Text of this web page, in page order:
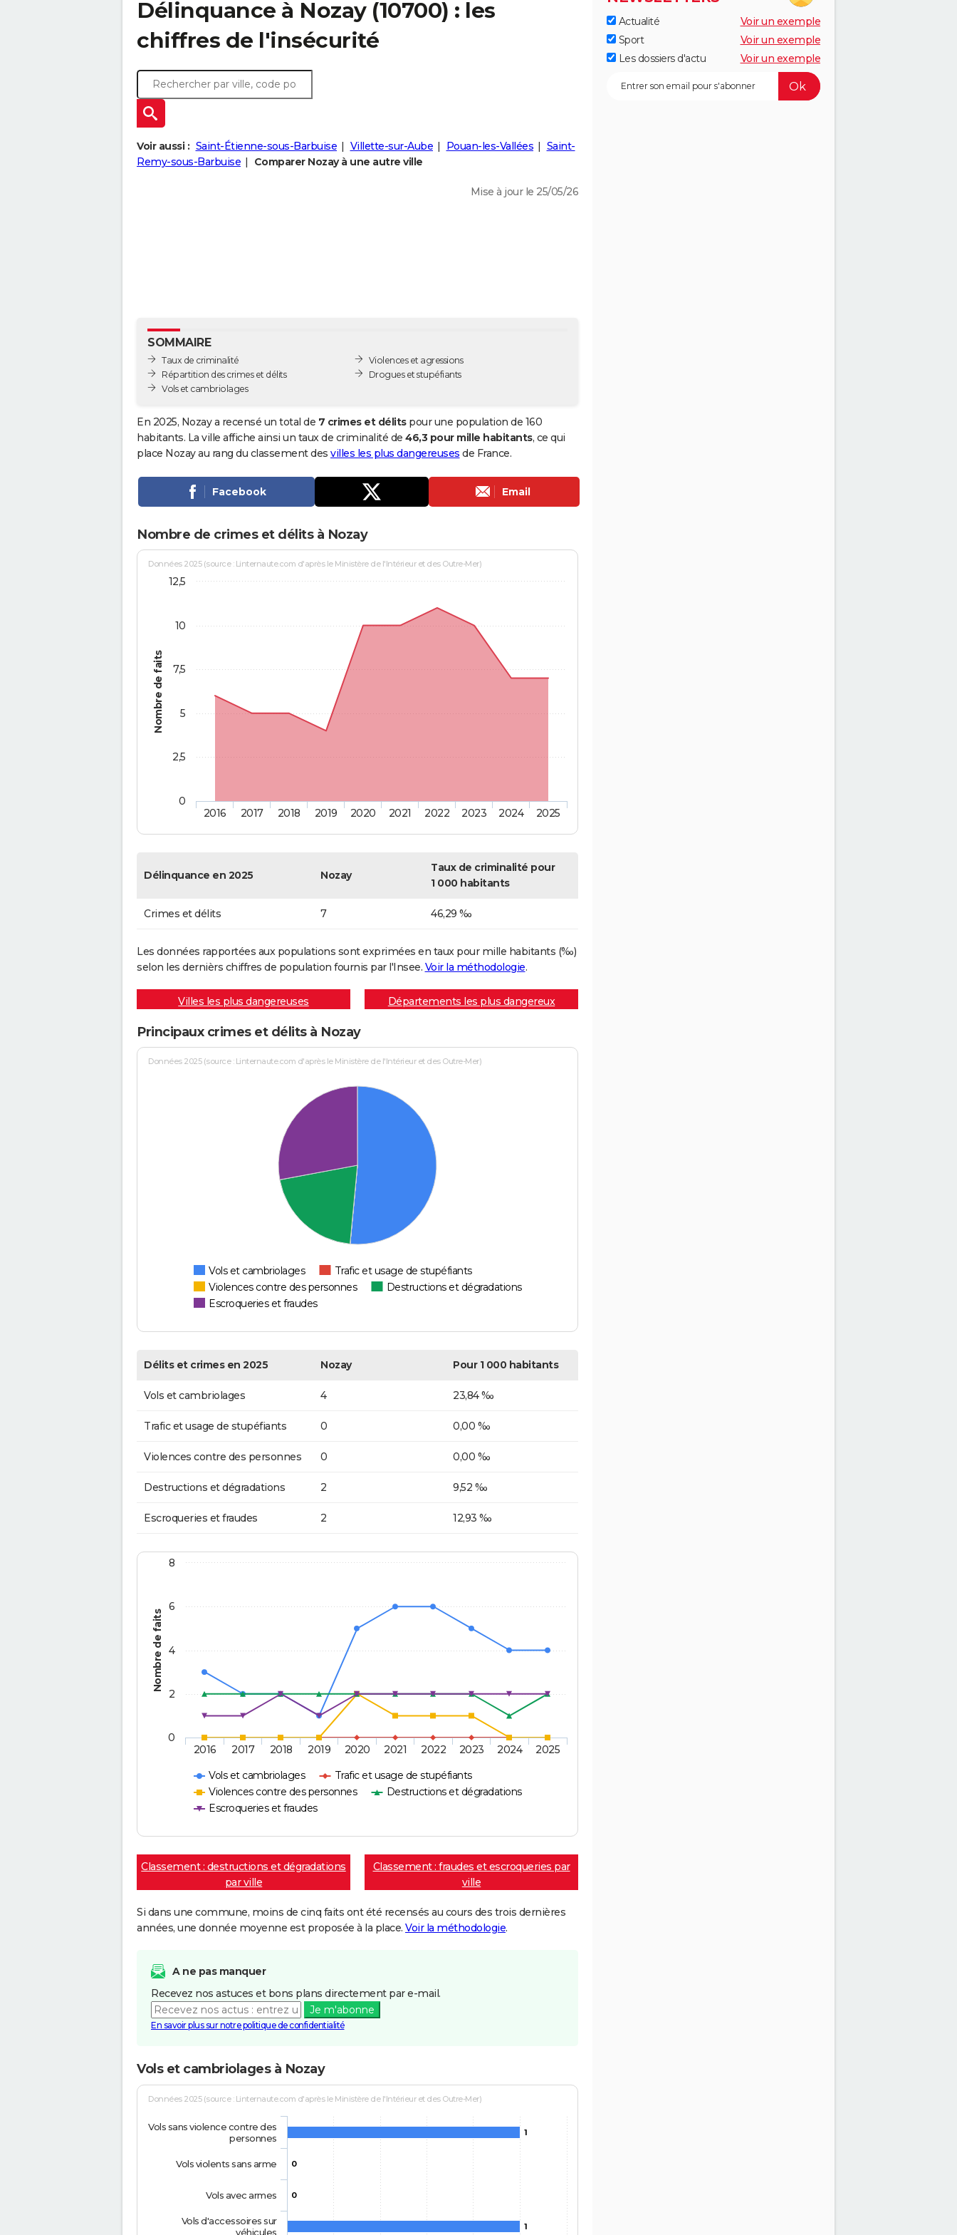
Délinquance à Nozay(10700) : les
chiffres de l'insécurité
Voir aussi : Saint-Étienne-sous-Barbuise Villette-sur-Aube Pouan-les-Vallées
Saint-
Remy-sous-Barbuise
Comparer Nozay à une autre ville
Mise à jour le 25/05/26
SOMMAIRE
Taux de criminalité
Répartition des crimes et délits
Vols et cambriolages
Violences et agressions
Drogues et stupéfiants
En 2025, Nozay a recensé un total de 7 crimes et délitspour une population de 160
habitants. La ville affiche ainsi un taux de criminalité de 46,3 pour mille habitants, ce qui
place Nozay au rang du classement des villes les plus dangereuses de France.
Facebook Email
Nombre de crimes et délits à Nozay
Nombre de faits
Données 2025 (source : Linternaute.com d'après le Ministère de l'Intérieur et des Outre-Mer)
2016 2017 2018 2019 2020 2021 2022 2023 2024 2025
0
2,5
5
7,5
10
12,5
Délinquance en 2025 Nozay
Taux de criminalité pour
1 000 habitants
Crimes et délits 7 46,29 ‰
Les données rapportées aux populations sont exprimées en taux pour mille habitants (‰)
selon les dernièrs chiffres de population fournis par l'Insee. Voir la méthodologie.
Villes les plus dangereuses Départements les plus dangereux
Principaux crimes et délits à Nozay
Données 2025 (source : Linternaute.com d'après le Ministère de l'Intérieur et des Outre-Mer)
Vols et cambriolages
Trafic et usage de stupéfiants
Violences contre des personnes
Destructions et dégradations
Escroqueries et fraudes
Délits et crimes en 2025 Nozay Pour 1 000 habitants
Vols et cambriolages 4 23,84 ‰
Trafic et usage de stupéfiants 0 0,00 ‰
Violences contre des personnes 0 0,00 ‰
Destructions et dégradations 2 9,52 ‰
Escroqueries et fraudes 2 12,93 ‰
Nombre de faits
Vols et cambriolages
Trafic et usage de stupéfiants
Violences contre des personnes
Destructions et dégradations
Escroqueries et fraudes
2016 2017 2018 2019 2020 2021 2022 2023 2024 2025
0
2
4
6
8
Classement : destructions et dégradations
par ville
Classement : fraudes et escroqueries par
ville
Si dans une commune, moins de cinq faits ont été recensés au cours des trois dernières
années, une donnée moyenne est proposée à la place. Voir la méthodologie.
A ne pas manquer
Recevez nos astuces et bons plans directement par e-mail.
Je m'abonne
En savoir plus sur notre politique de confidentialité
Vols et cambriolages à Nozay
Données 2025 (source : Linternaute.com d'après le Ministère de l'Intérieur et des Outre-Mer)
1
0
0
1
Vols sans violence contre des
personnes
Vols violents sans arme
Vols avec armes
Vols d'accessoires sur
véhicules
Actualité
Voir un exemple
Sport
Voir un exemple
Les dossiers d'actu
Voir un exemple